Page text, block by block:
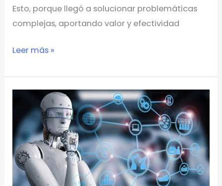
Esto, porque llegó a solucionar problemáticas
complejas, aportando valor y efectividad
Leer más »
el
Servicio
al
Cliente